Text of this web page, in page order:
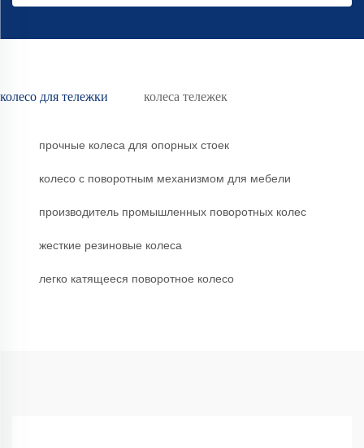
колесо для тележки колеса тележек
прочные колеса для опорных стоек
колесо с поворотным механизмом для мебели
производитель промышленных поворотных колес
жесткие резиновые колеса
легко катящееся поворотное колесо